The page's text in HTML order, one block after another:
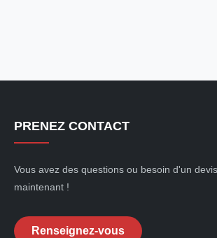
PRENEZ CONTACT
Vous avez des questions ou besoin d'un
maintenant !
Renseignez-vous